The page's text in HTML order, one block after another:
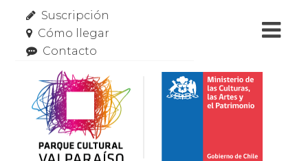
Suscripción
Cómo llegar
Contacto